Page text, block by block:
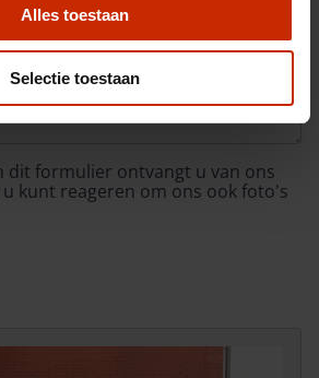
Alles toestaan
Selectie toestaan
dit formulier ontvangt u van ons
kunt reageren om ons ook foto's